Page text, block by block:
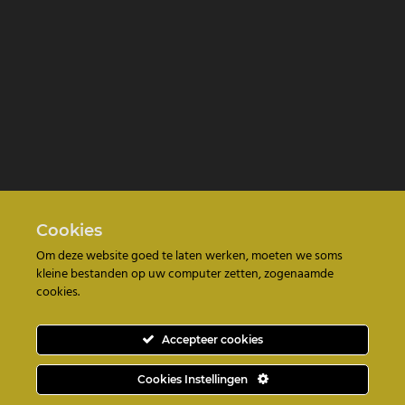
Cookies
Om deze website goed te laten werken, moeten we soms
kleine bestanden op uw computer zetten, zogenaamde
cookies.
Accepteer cookies
Cookies Instellingen